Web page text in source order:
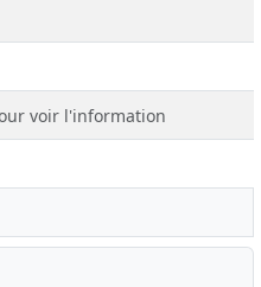
voir l'information